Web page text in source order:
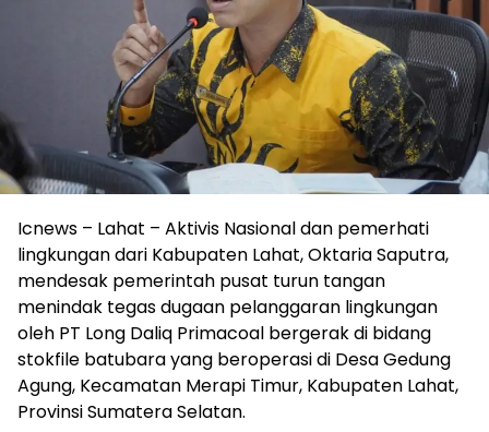
Icnews – Lahat – Aktivis Nasional dan pemerhati
lingkungan dari Kabupaten Lahat, Oktaria Saputra,
mendesak pemerintah pusat turun tangan
menindak tegas dugaan pelanggaran lingkungan
oleh PT Long Daliq Primacoal bergerak di bidang
stokfile batubara yang beroperasi di Desa Gedung
Agung, Kecamatan Merapi Timur, Kabupaten Lahat,
Provinsi Sumatera Selatan.